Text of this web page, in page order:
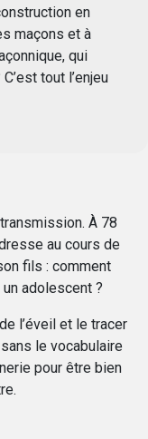
en
maçons et à
qui
tout l’enjeu
À 78
au cours de
fils : comment
adolescent ?
l’éveil et le tracer
le vocabulaire
pour être bien